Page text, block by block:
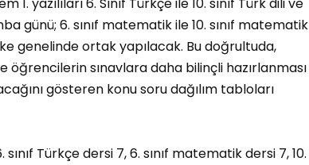
günü; 6. sınıf matematik ile 10. sınıf matematik
genelinde ortak yapılacak. Bu doğrultuda,
öğrencilerin sınavlara daha bilinçli hazırlanması
gösteren konu soru dağılım tabloları
Türkçe dersi 7, 6. sınıf matematik dersi 7, 10.